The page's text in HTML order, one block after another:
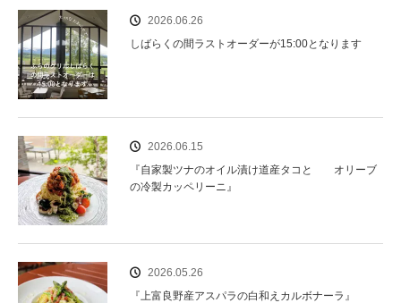
2026.06.26
しばらくの間ラストオーダーが15:00となります
2026.06.15
『自家製ツナのオイル漬け道産タコと オリーブ
の冷製カッペリーニ』
2026.05.26
『上富良野産アスパラの白和えカルボナーラ』